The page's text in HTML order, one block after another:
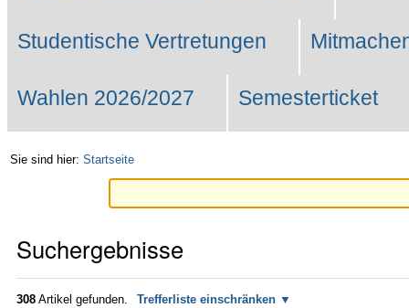
Studentische Vertretungen
Wahlen 2026/2027 Semesterticket
Sie sind hier: Startseite
Suchergebnisse
308 Artikel gefunden.
Trefferliste einschränken